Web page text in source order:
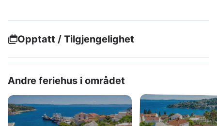
Opptatt / Tilgjengelighet
Andre feriehus i området